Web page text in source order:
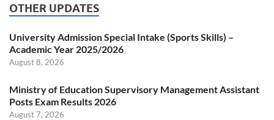
OTHER UPDATES
University Admission Special Intake (Sports Skills) –
Academic Year 2025/2026
August 8, 2026
Ministry of Education Supervisory Management Assistant
Posts Exam Results 2026
August 7, 2026